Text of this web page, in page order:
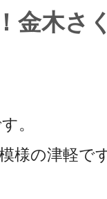
金木さ
。
様の津軽で